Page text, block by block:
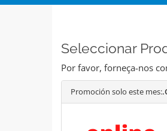
Seleccionar
Por favor, forneça-nos
Promoción solo este mes: